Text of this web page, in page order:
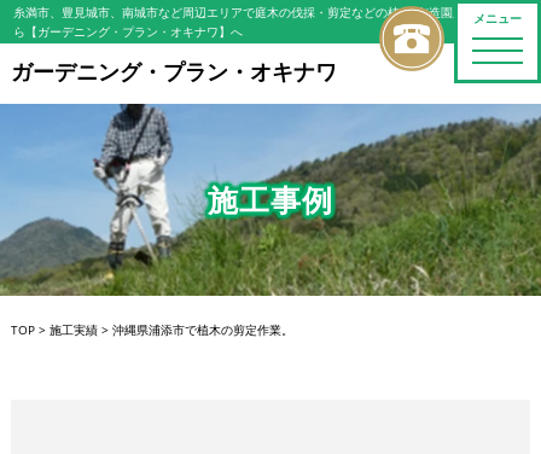
メニュー
toggle
糸満市、豊見城市、南城市など周辺エリアで庭木の伐採・剪定などの植木屋/造園屋をお探しな
ら【ガーデニング・プラン・オキナワ】へ
ガーデニング・プラン・オキナワ
施工事例
TOP> 施工実績> 沖縄県浦添市で植木の剪定作業。